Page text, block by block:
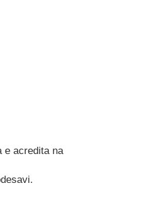
e acredita na